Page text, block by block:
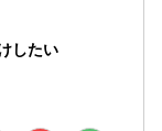
したい